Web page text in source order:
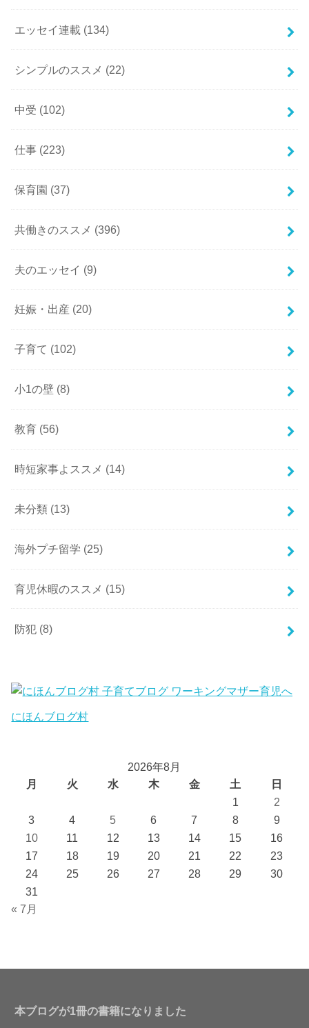
エッセイ連載 (134)
シンプルのススメ (22)
中受 (102)
仕事 (223)
保育園 (37)
共働きのススメ (396)
夫のエッセイ (9)
妊娠・出産 (20)
子育て (102)
小1の壁 (8)
教育 (56)
時短家事よススメ (14)
未分類 (13)
海外プチ留学 (25)
育児休暇のススメ (15)
防犯 (8)
にほんブログ村
2026年8月
月
火 水 木 金 土
日
1
2
3
4 5 6 7 8
9
10
11 12 13 14 15
16
17
18 19 20 21 22
23
24
25 26 27 28 29
30
31
« 7月
本ブログが1冊の書籍になりました